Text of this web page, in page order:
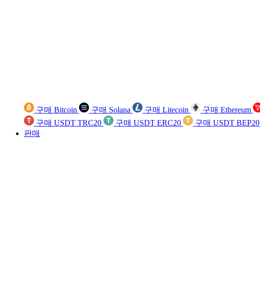
구매 Bitcoin 구매 Solana 구매 Litecoin 구매 Ethereum
구매 USDT TRC20
구매 USDT ERC20 구매 USDT BEP20
판매